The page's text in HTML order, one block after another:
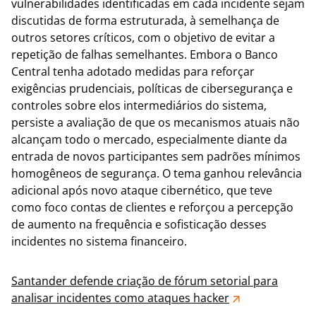
vulnerabilidades identificadas em cada incidente sejam
discutidas de forma estruturada, à semelhança de
outros setores críticos, com o objetivo de evitar a
repetição de falhas semelhantes. Embora o Banco
Central tenha adotado medidas para reforçar
exigências prudenciais, políticas de cibersegurança e
controles sobre elos intermediários do sistema,
persiste a avaliação de que os mecanismos atuais não
alcançam todo o mercado, especialmente diante da
entrada de novos participantes sem padrões mínimos
homogêneos de segurança. O tema ganhou relevância
adicional após novo ataque cibernético, que teve
como foco contas de clientes e reforçou a percepção
de aumento na frequência e sofisticação desses
incidentes no sistema financeiro.
Santander defende criação de fórum setorial para
analisar incidentes como ataques hacker